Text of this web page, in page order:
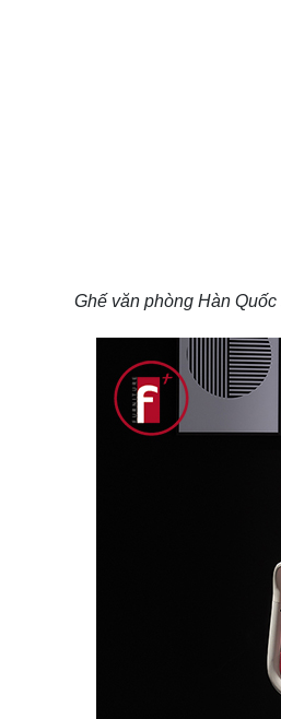
Ghế văn phòng Hàn